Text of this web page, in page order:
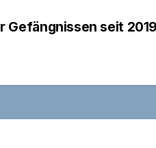
Gefängnissen seit